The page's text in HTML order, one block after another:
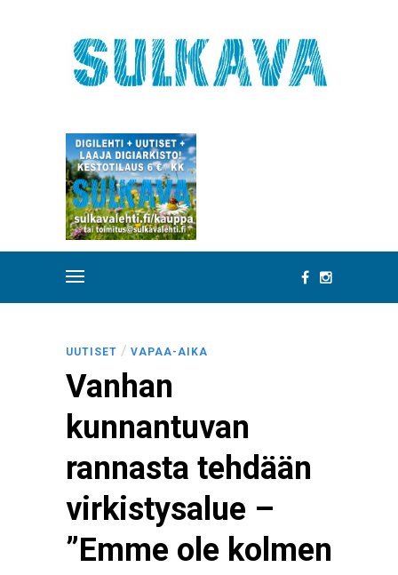
UUTISET / VAPAA-AIKA
Vanhan
kunnantuvan
rannasta tehdään
virkistysalue –
”Emme ole kolmen